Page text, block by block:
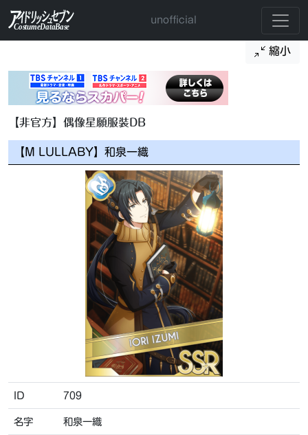
unofficial
縮小
【非官方】偶像星願服裝DB
【M LULLABY】和泉一織
ID 709
名字 和泉一織